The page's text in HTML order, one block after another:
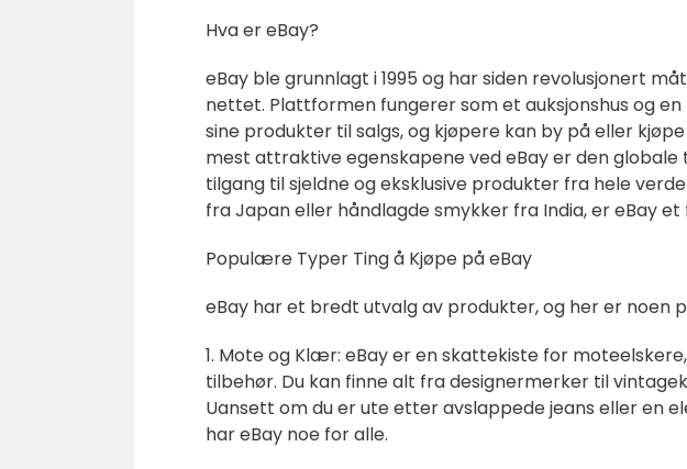
Hva er eBay?
eBay ble grunnlagt i 1995 og har siden revolusjonert
nettet. Plattformen fungerer som et auksjonshus og
sine produkter til salgs, og kjøpere kan by på eller
mest attraktive egenskapene ved eBay er den globale
tilgang til sjeldne og eksklusive produkter fra hele
fra Japan eller håndlagde smykker fra India, er eBay
Populære Typer Ting å Kjøpe på eBay
eBay har et bredt utvalg av produkter, og her er
1. Mote og Klær: eBay er en skattekiste for
tilbehør. Du kan finne alt fra designermerker til
Uansett om du er ute etter avslappede jeans eller en
har eBay noe for alle.